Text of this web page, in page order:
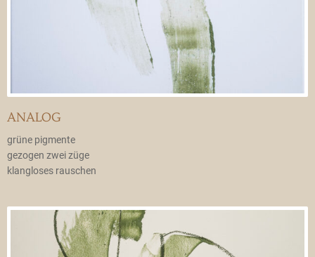
ANALOG
grüne pigmente
gezogen zwei züge
klangloses rauschen